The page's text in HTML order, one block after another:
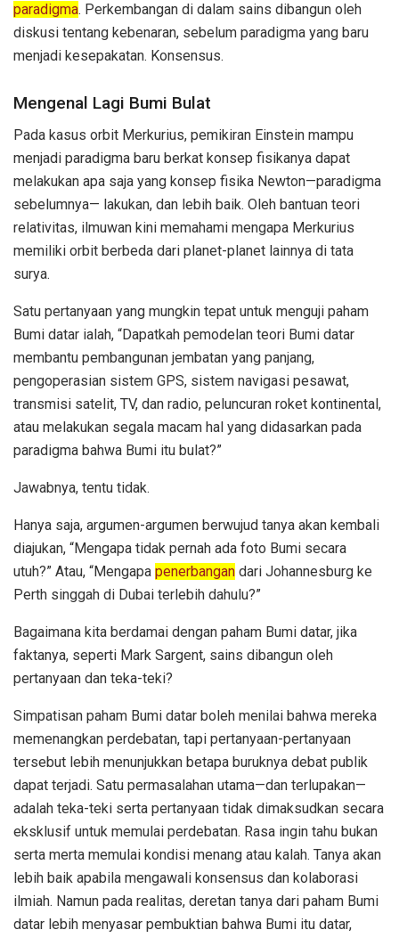
paradigma. Perkembangan di dalam sains dibangun oleh
diskusi tentang kebenaran, sebelum paradigma yang baru
menjadi kesepakatan. Konsensus.
Mengenal Lagi Bumi Bulat
Pada kasus orbit Merkurius, pemikiran Einstein mampu
menjadi paradigma baru berkat konsep fisikanya dapat
melakukan apa saja yang konsep fisika Newton—paradigma
sebelumnya— lakukan, dan lebih baik. Oleh bantuan teori
relativitas, ilmuwan kini memahami mengapa Merkurius
memiliki orbit berbeda dari planet-planet lainnya di tata
surya.
Satu pertanyaan yang mungkin tepat untuk menguji paham
Bumi datar ialah, “Dapatkah pemodelan teori Bumi datar
membantu pembangunan jembatan yang panjang,
pengoperasian sistem GPS, sistem navigasi pesawat,
transmisi satelit, TV, dan radio, peluncuran roket kontinental,
atau melakukan segala macam hal yang didasarkan pada
paradigma bahwa Bumi itu bulat?”
Jawabnya, tentu tidak.
Hanya saja, argumen-argumen berwujud tanya akan kembali
diajukan, “Mengapa tidak pernah ada foto Bumi secara
utuh?” Atau, “Mengapa penerbangan dari Johannesburg ke
Perth singgah di Dubai terlebih dahulu?”
Bagaimana kita berdamai dengan paham Bumi datar, jika
faktanya, seperti Mark Sargent, sains dibangun oleh
pertanyaan dan teka-teki?
Simpatisan paham Bumi datar boleh menilai bahwa mereka
memenangkan perdebatan, tapi pertanyaan-pertanyaan
tersebut lebih menunjukkan betapa buruknya debat publik
dapat terjadi. Satu permasalahan utama—dan terlupakan—
adalah teka-teki serta pertanyaan tidak dimaksudkan secara
eksklusif untuk memulai perdebatan. Rasa ingin tahu bukan
serta merta memulai kondisi menang atau kalah. Tanya akan
lebih baik apabila mengawali konsensus dan kolaborasi
ilmiah. Namun pada realitas, deretan tanya dari paham Bumi
datar lebih menyasar pembuktian bahwa Bumi itu datar,